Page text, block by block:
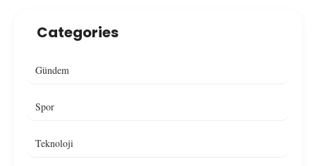
Categories
Gündem
Spor
Teknoloji